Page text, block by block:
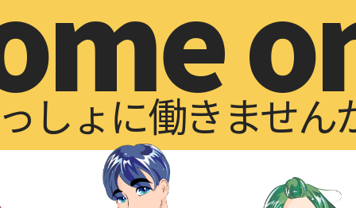
しょに働きません